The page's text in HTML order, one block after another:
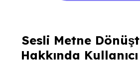
Sesli Metne
Hakkında